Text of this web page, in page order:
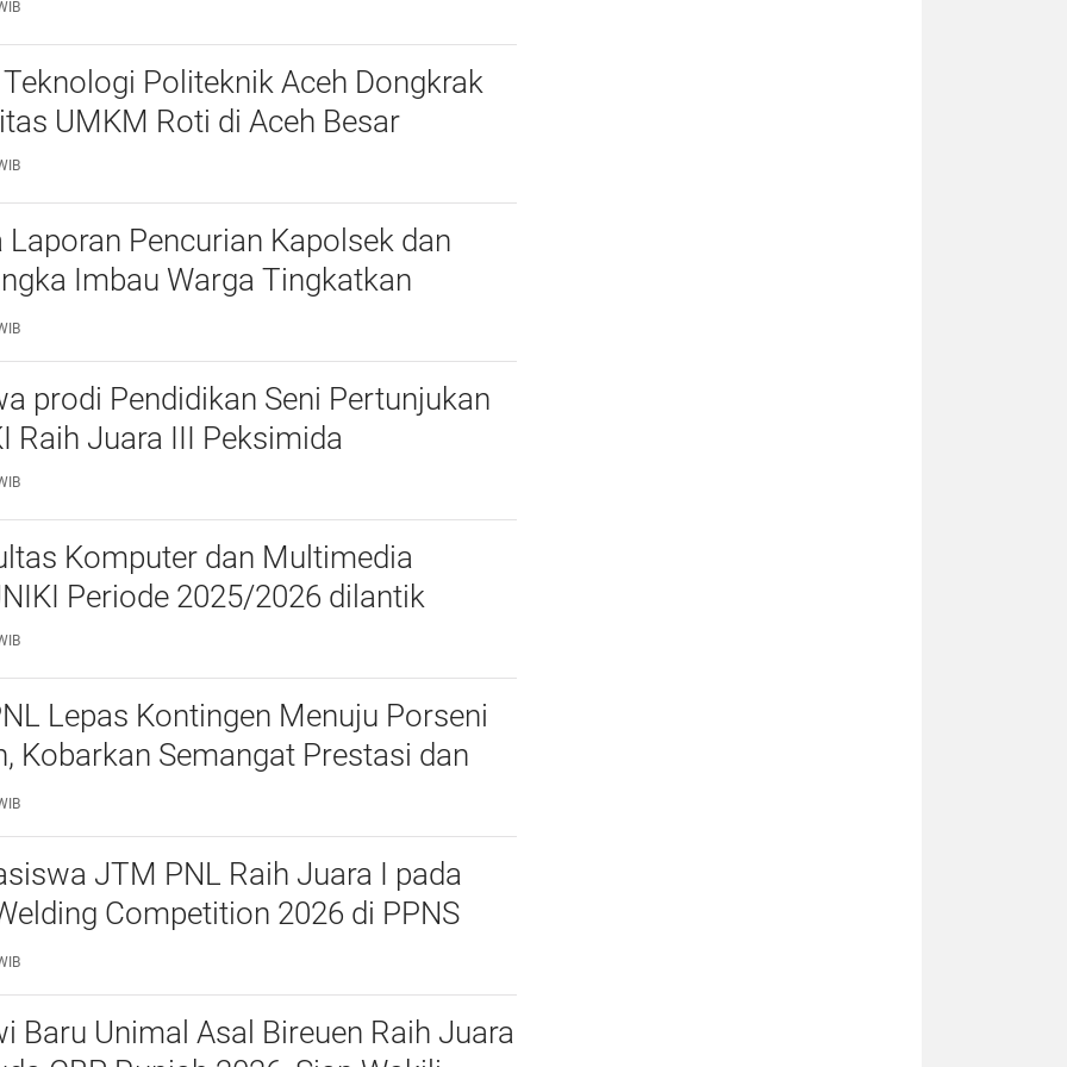
Politeknik Aceh Dongkrak
UMKM Roti di Aceh Besar
Laporan Pencurian Kapolsek dan
Imbau Warga Tingkatkan
prodi Pendidikan Seni Pertunjukan
Raih Juara III Peksimida
Komputer dan Multimedia
UNIKI Periode 2025/2026 dilantik
Lepas Kontingen Menuju Porseni
Kobarkan Semangat Prestasi dan
JTM PNL Raih Juara I pada
Competition 2026 di PPNS
Baru Unimal Asal Bireuen Raih Juara